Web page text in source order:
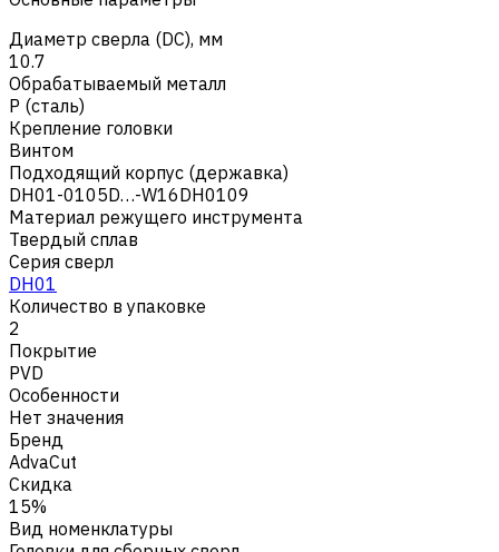
Диаметр сверла (DC), мм
10.7
Обрабатываемый металл
Р (сталь)
Крепление головки
Винтом
Подходящий корпус (державка)
DH01-0105D…-W16DH0109
Материал режущего инструмента
Твердый сплав
Серия сверл
DH01
Количество в упаковке
2
Покрытие
PVD
Особенности
Нет значения
Бренд
AdvaCut
Скидка
15%
Вид номенклатуры